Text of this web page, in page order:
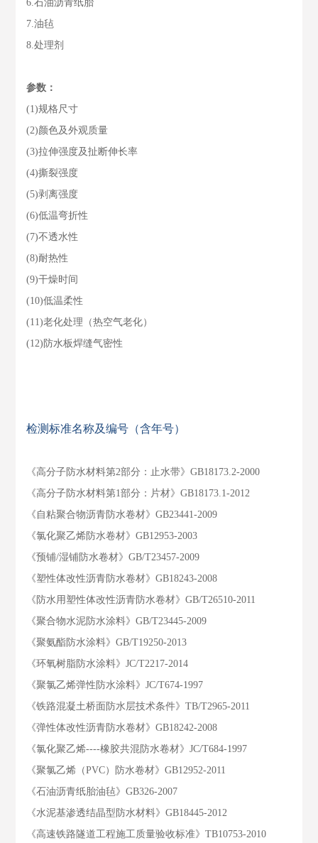
6.石油沥青纸胎
7.油毡
8.处理剂
参数：
(1)规格尺寸
(2)颜色及外观质量
(3)拉伸强度及扯断伸长率
(4)撕裂强度
(5)剥离强度
(6)低温弯折性
(7)不透水性
(8)耐热性
(9)干燥时间
(10)低温柔性
(11)老化处理（热空气老化）
(12)防水板焊缝气密性
检测标准名称及编号（含年号）
《高分子防水材料第2部分：止水带》GB18173.2-2000
《高分子防水材料第1部分：片材》GB18173.1-2012
《自粘聚合物沥青防水卷材》GB23441-2009
《氯化聚乙烯防水卷材》GB12953-2003
《预铺/湿铺防水卷材》GB/T23457-2009
《塑性体改性沥青防水卷材》GB18243-2008
《防水用塑性体改性沥青防水卷材》GB/T26510-2011
《聚合物水泥防水涂料》GB/T23445-2009
《聚氨酯防水涂料》GB/T19250-2013
《环氧树脂防水涂料》JC/T2217-2014
《聚氯乙烯弹性防水涂料》JC/T674-1997
《铁路混凝土桥面防水层技术条件》TB/T2965-2011
《弹性体改性沥青防水卷材》GB18242-2008
《氯化聚乙烯----橡胶共混防水卷材》JC/T684-1997
《聚氯乙烯（PVC）防水卷材》GB12952-2011
《石油沥青纸胎油毡》GB326-2007
《水泥基渗透结晶型防水材料》GB18445-2012
《高速铁路隧道工程施工质量验收标准》TB10753-2010